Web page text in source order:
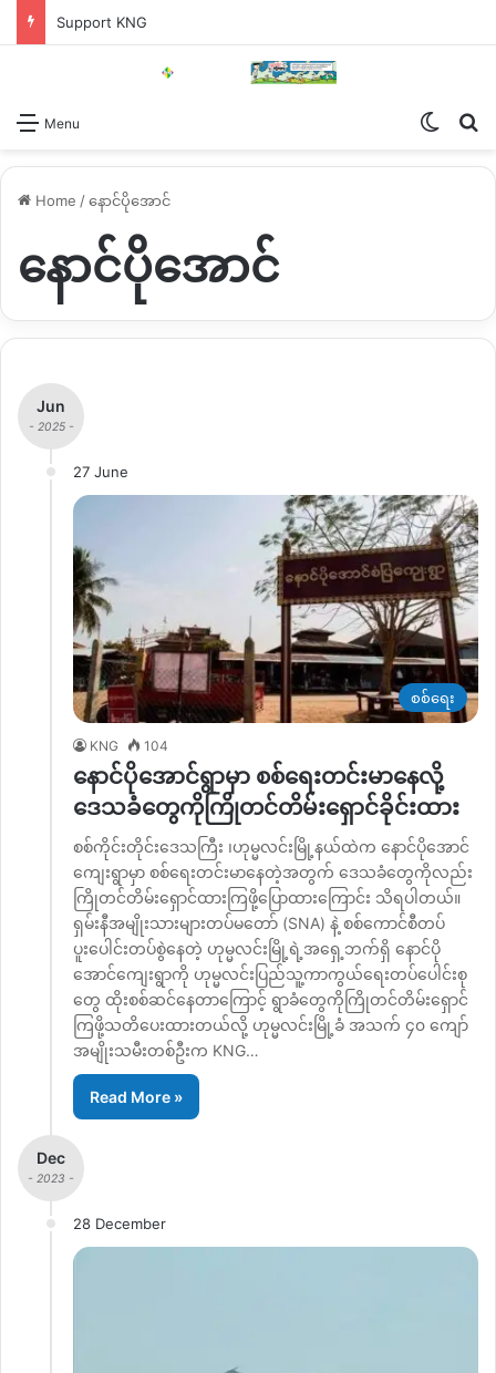
Support KNG
Menu
Home /နောင်ပိုအောင်
နောင်ပိုအောင်
Jun
- 2025 -
27 June
စစ်ရေး
KNG 104
နောင်ပိုအောင်ရွာမှာ စစ်ရေးတင်းမာနေလို့
ဒေသခံတွေကိုကြိုတင်တိမ်းရှောင်ခိုင်းထား
စစ်ကိုင်းတိုင်းဒေသကြီး ၊ဟုမ္မလင်းမြို့နယ်ထဲက နောင်ပိုအောင်
ကျေးရွာမှာ စစ်ရေးတင်းမာနေတဲ့အတွက် ဒေသခံတွေကိုလည်း
ကြိုတင်တိမ်းရှောင်ထားကြဖို့ပြောထားကြောင်း သိရပါတယ်။
ရှမ်းနီအမျိုးသားများတပ်မတော် (SNA) နဲ့ စစ်ကောင်စီတပ်
ပူးပေါင်းတပ်စွဲနေတဲ့ ဟုမ္မလင်းမြို့ရဲ့အရှေ့ဘက်ရှိ နောင်ပို
အောင်ကျေးရွာကို ဟုမ္မလင်းပြည်သူ့ကာကွယ်ရေးတပ်ပေါင်းစု
တွေ ထိုးစစ်ဆင်နေတာကြောင့် ရွာခံတွေကိုကြိုတင်တိမ်းရှောင်
ကြဖို့သတိပေးထားတယ်လို့ ဟုမ္မလင်းမြို့ခံ အသက် ၄၀ ကျော်
အမျိုးသမီးတစ်ဦးက KNG…
Read More »
Dec
- 2023 -
28 December